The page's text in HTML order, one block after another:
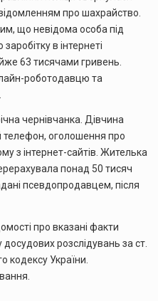
про шахрайство.
що невідома особа під
в інтернеті
63 тисячами гривень.
роботодавцю та
чернівчанка. Дівчина
телефон, оголошення про
з інтернет-сайтів. Жителька
понад 50 тисяч
псевдопродавцем, після
про вказані факти
розслідувань за ст.
кодексу України.